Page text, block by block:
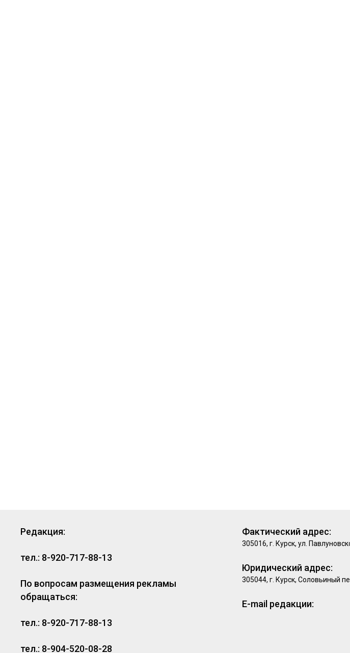
Редакция:
тел.: 8-920-717-88-13
По вопросам размещения рекламы
обращаться:
тел.: 8-920-717-88-13
тел.: 8-904-520-08-28
Фактический адрес:
305016, г. Курск, ул.
Юридический адрес:
305044, г. Курск, Соловьиный
E-mail редакции: